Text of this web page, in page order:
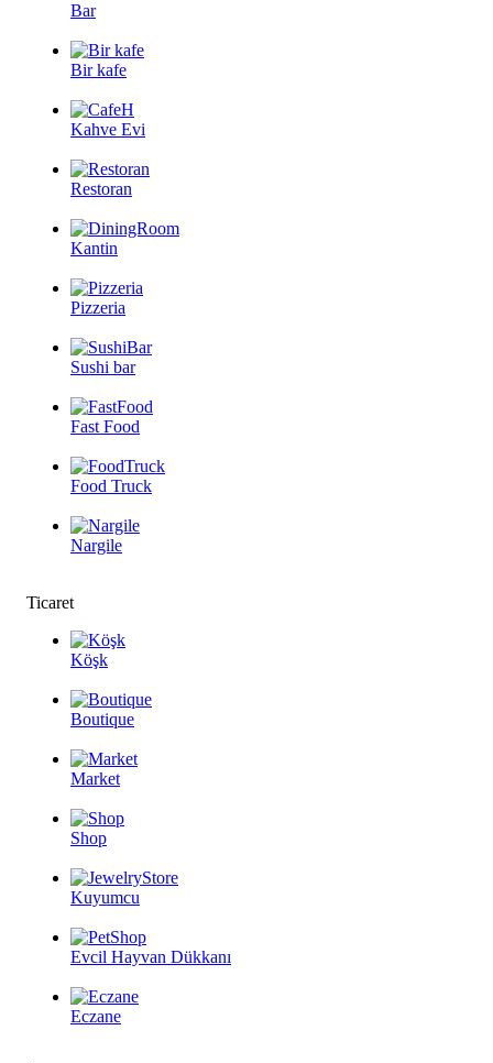
Bar
Bir kafe
Kahve Evi
Restoran
Kantin
Pizzeria
Sushi bar
Fast Food
Food Truck
Nargile
Ticaret
Köşk
Boutique
Market
Shop
Kuyumcu
Evcil Hayvan Dükkanı
Eczane